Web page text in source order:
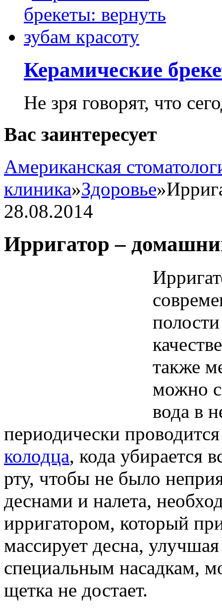
Керамические
Не зря говорят, что
Вас заинтересует
Американская
клиника»Здоровье»
28.08.2014
Ирригатор –
также
можно
вода в
периодически
колодца, кода убирается
рту, чтобы не было
деснами и налета,
ирригатором, который
массирует десна,
специальным насадкам,
щетка не достает.